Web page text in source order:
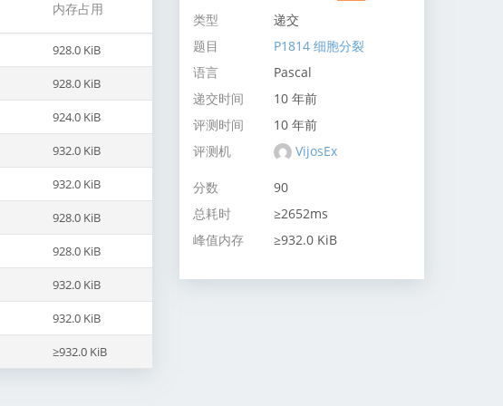
内存占用
928.0 KiB
928.0 KiB
924.0 KiB
932.0 KiB
932.0 KiB
928.0 KiB
928.0 KiB
932.0 KiB
932.0 KiB
≥932.0 KiB
类型
递交
题目
P1814 细胞分裂
语言
Pascal
递交时间
10 年前
评测时间
10 年前
评测机
VijosEx
分数
90
总耗时
≥2652ms
峰值内存
≥932.0 KiB